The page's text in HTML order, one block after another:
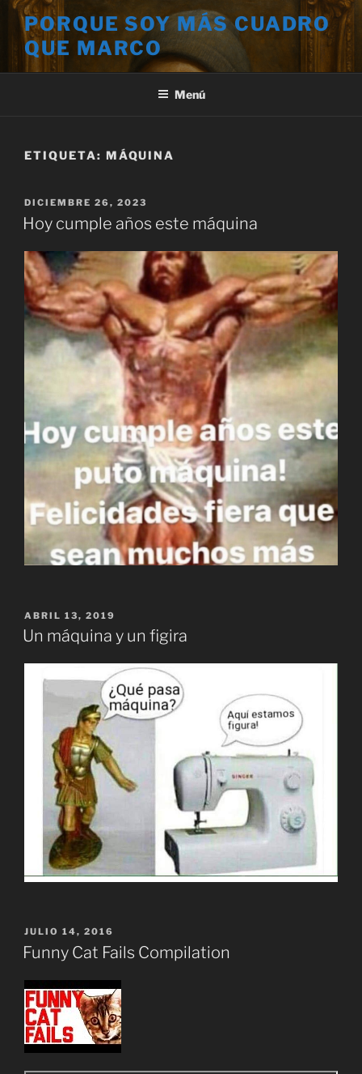
Saltar
contenido
PORQUE SOY MÁS CUADRO
QUE MARCO
Menú
ETIQUETA: MÁQUINA
PUBLICADO
EL
DICIEMBRE 26, 2023
Hoy cumple años este máquina
PUBLICADO
EL
ABRIL 13, 2019
Un máquina y un figira
PUBLICADO
EL
JULIO 14, 2016
Funny Cat Fails Compilation